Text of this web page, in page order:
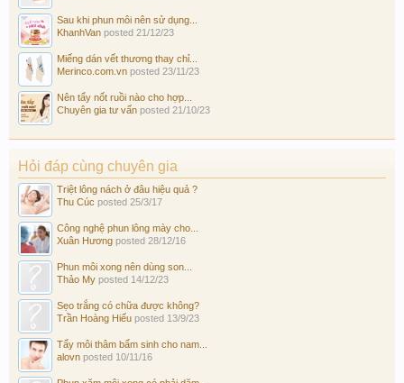
Sau khi phun môi nên sử dụng...
KhanhVan posted 21/12/23
Miếng dán vết thương thay chỉ...
Merinco.com.vn posted 23/11/23
Nên tẩy nốt ruồi nào cho hợp...
Chuyên gia tư vấn posted 21/10/23
Hỏi đáp cùng chuyên gia
Triệt lông nách ở đâu hiệu quả ?
Thu Cúc posted 25/3/17
Công nghệ phun lông mày cho...
Xuân Hương posted 28/12/16
Phun môi xong nên dùng son...
Thảo My posted 14/12/23
Sẹo trắng có chữa được không?
Trần Hoàng Hiếu posted 13/9/23
Tẩy môi thâm bẩm sinh cho nam...
alovn posted 10/11/16